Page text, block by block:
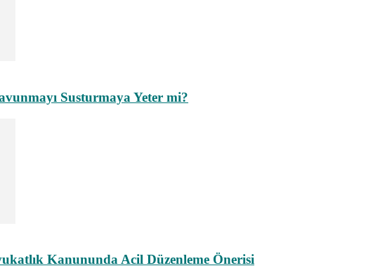
Susturmaya Yeter mi?
Kanununda Acil Düzenleme Önerisi